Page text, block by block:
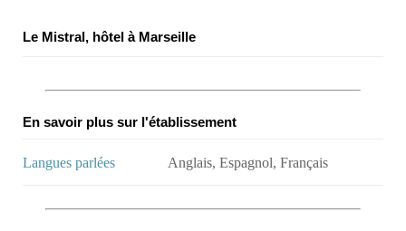
Le Mistral, hôtel à Marseille
En savoir plus sur l'établissement
Langues parlées Anglais, Espagnol, Français